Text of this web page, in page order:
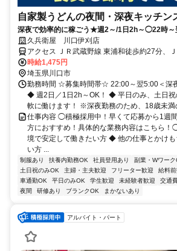
自家製うどんの夜間・深夜キッチン
深夜で効率的に稼ごう★週2～/1日2h～◯22時
（食事補助）あり
久兵衛屋 川口伊刈店
アクセス ＪＲ武蔵野線 東浦和徒歩約27分、
歩約41分、ＪＲ武蔵野線 南浦和東口徒歩約40
時給1,475円
埼玉県川口市
勤務時間 ☆募集時間帯☆ 22:00～翌5:00＜深
◆ 週2日／1日2h～OK！ ◆ 平日のみ、土日
軟に働けます！ ※深夜勤務のため、18歳未満
仕事内容 ◯積極採用中！早くて応募から1週
方におすすめ！具体的な業務内容はこちら
境で安定して働きたい方 ◆ 他の仕事とかけ
い方 ...
制服あり 扶養内勤務OK 社員登用あり 副業・Wワーク
土日祝のみOK
主婦・主夫歓迎 フリーター歓迎 給料
車通勤OK
平日のみOK 学生歓迎 未経験者歓迎 交通
夜間
研修あり ブランクOK まかないあり
アルバイト・パート